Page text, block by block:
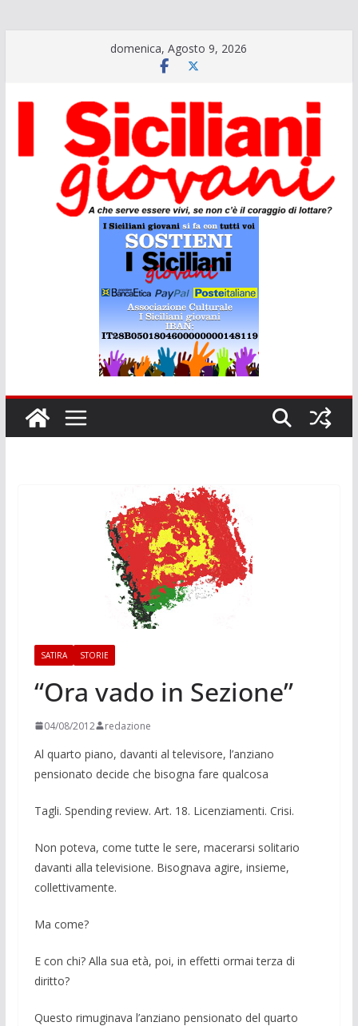
domenica, Agosto 9, 2026
SATIRA STORIE
“Ora vado in Sezione”
04/08/2012 redazione
Al quarto piano, davanti al televisore, l’anziano
pensionato decide che bisogna fare qualcosa
Tagli. Spending review. Art. 18. Licen­ziamenti. Crisi.
Non poteva, come tutte le sere, mace­rarsi solitario
davanti alla televisione. Bi­sognava agire, insieme,
collettivamente.
Ma come?
E con chi? Alla sua età, poi, in effetti ormai terza di
diritto?
Questo rimuginava l’anziano pensiona­to del quarto